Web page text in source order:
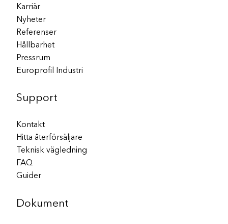
Karriär
Nyheter
Referenser
Hållbarhet
Pressrum
Europrofil Industri
Support
Kontakt
Hitta återförsäljare
Teknisk vägledning
FAQ
Guider
Dokument